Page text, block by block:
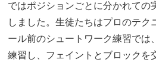
ではポジションごとに分かれての
しました。生徒たちはプロのテ
ール前のシュートワーク練習では
練習し、フェイントとブロックを